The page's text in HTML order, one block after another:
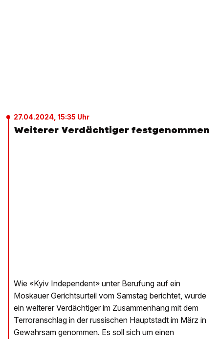
27.04.2024, 15:35 Uhr
Weiterer Verdächtiger festgenommen
Wie «Kyiv Independent» unter Berufung auf ein
Moskauer Gerichtsurteil vom Samstag berichtet, wurde
ein weiterer Verdächtiger im Zusammenhang mit dem
Terroranschlag in der russischen Hauptstadt im März in
Gewahrsam genommen. Es soll sich um einen